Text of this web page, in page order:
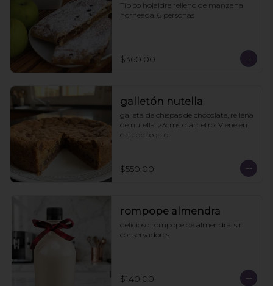
Típico hojaldre relleno de manzana
horneada. 6 personas
$360.00
galletón nutella
galleta de chispas de chocolate, rellena
de nutella. 23cms diámetro. Viene en
caja de regalo
$550.00
rompope almendra
delicioso rompope de almendra. sin
conservadores.
$140.00